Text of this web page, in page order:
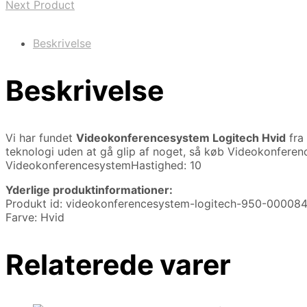
Next Product
Beskrivelse
Beskrivelse
Vi har fundet Videokonferencesystem Logitech Hvid fra
teknologi uden at gå glip af noget, så køb
VideokonferencesystemHastighed: 10
Yderlige produktinformationer:
Produkt id: videokonferencesystem-logitech-950-
Farve: Hvid
Relaterede varer